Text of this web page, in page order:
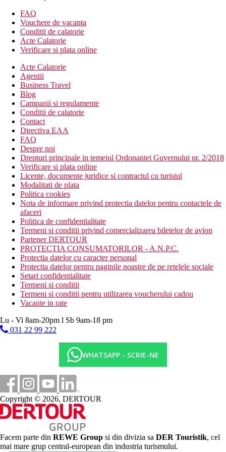
Seri tematice cu muzica live.
Mese
Demipensiune
Mic dejun si cina tip bufet
All Inclusive
Carafa de vin, bere la halba, bauturi racoritoare, cafea,
inghetata pentru pranz si cina
Bauturi racoritoare (10:30 a.m.–12:00 p.m.)
Sandvisuri calde si reci, hamburgeri, salate (15:00-17:00)
a.m.–11.00 p.m.)
Plaja
clientii au accest direct pe plaja cu nisip
sezlonguri si umbrele contra cost
prosoapele sunt gratuite
Activitati sportive
Gratuit: tenis de masa, volei, fitness.
Contra cost:tenis, sauna, baie de aburi, masaje, biliard, centru
de scufundari.
Copii
Piscina pentru copii, club pentru copii (4-10 ani), loc de joaca,
meniu pentru copii si scaune in restaurant, patut gratuit (la
cerere).
Carduri
VISA, CE/MC.
http://www.crystalspringsbeachhotel.com
Gratuit:Wi-Fi in hol
Contra cost:
Categoria oficiala
4 stele
Nota
FAQ
Vouchere de vacanta
Conditii de calatorie
Acte Calatorie
Verificare si plata online
Acte Calatorie
Agentii
Business Travel
Blog
Campanii si regulamente
Conditii de calatorie
Contact
Directiva EAA
FAQ
Despre noi
Drepturi principale in temeiul Ordonantei Guvernului nr. 2/2018
Verificare si plata online
Licente, documente juridice si contractul cu turistul
Modalitati de plata
Politica cookies
Nota de informare privind protectia datelor pentru contactele de
afaceri
Politica de confidentialitate
Termeni si conditii privind comercializarea biletelor de avion
Partener DERTOUR
PROTECTIA CONSUMATORILOR - A.N.P.C.
Protectia datelor cu caracter personal
Protectia datelor pentru paginile noastre de pe retelele sociale
Setari confidentialitate
Termeni si conditii
Termeni si conditii pentru utilizarea voucherului cadou
Vacante in rate
Lu - Vi 8am-20pm l Sb 9am-18 pm
031 22 99 222
WHATSAPP - SCRIE-NE
Copyright © 2026, DERTOUR
Facem parte din REWE Group si din divizia sa DER Touristik, cel
mai mare grup central-european din industria turismului.